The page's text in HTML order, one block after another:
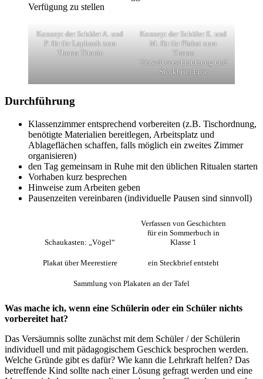
Verfügung zu stellen
Konzept der Schüler A. und
P. für ihr Lapbook zum
Thema Titanic
Konzept der Schüler E. und
M. für ihr Plakat zum
Thema
Umweltverschmutzung und
Steckbrief Erde
Durchführung
Klassenzimmer entsprechend vorbereiten (z.B. Tischordnung,
benötigte Materialien bereitlegen, Arbeitsplatz und
Ablageflächen schaffen, falls möglich ein zweites Zimmer
organisieren)
den Tag gemeinsam in Ruhe mit den üblichen Ritualen starten
Vorhaben kurz besprechen
Hinweise zum Arbeiten geben
Pausenzeiten vereinbaren (individuelle Pausen sind sinnvoll)
Schaukasten: „Vögel“
Verfassen von Geschichten
für ein Sommerbuch in
Klasse 1
Plakat über Meerestiere ein Steckbrief entsteht
Sammlung von Plakaten an der Tafel
Was mache ich, wenn eine Schülerin oder ein Schüler nichts
vorbereitet hat?
Das Versäumnis sollte zunächst mit dem Schüler / der Schülerin
individuell und mit pädagogischem Geschick besprochen werden.
Welche Gründe gibt es dafür? Wie kann die Lehrkraft helfen? Das
betreffende Kind sollte nach einer Lösung gefragt werden und eine